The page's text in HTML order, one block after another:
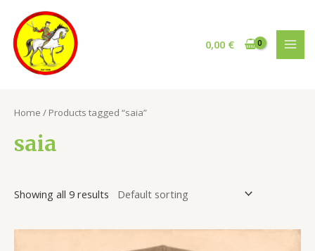
contenuto
0,00 €
Home / Products tagged “saia”
saia
Showing all 9 results